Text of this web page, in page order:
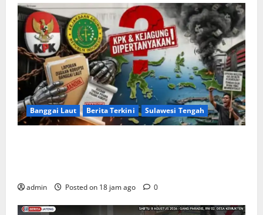
Banggai Laut Berita Terkini Sulawesi Tengah
admin Posted on 18 jam ago 0